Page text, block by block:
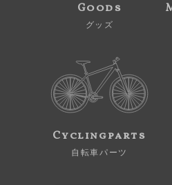
Goods
グッズ
Cyclingparts
自転車パーツ